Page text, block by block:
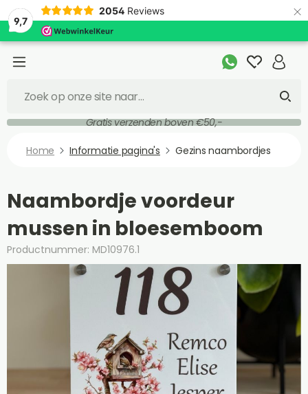
9,7
2054 Reviews ×
Gratis verzenden boven €50,-
Home Informatie pagina's Gezins naambordjes
Naambordje voordeur
mussen in bloesemboom
Productnummer: MD10976.1